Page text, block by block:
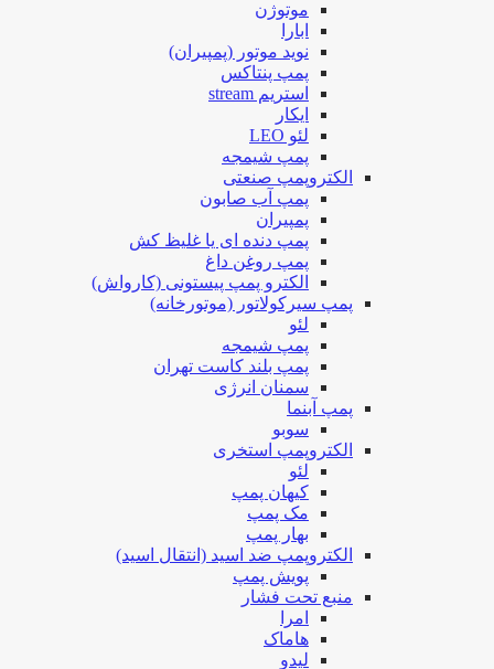
موتوژن
ابارا
نوید موتور (پمپیران)
پمپ پنتاکس
استریم stream
ایکار
لئو LEO
پمپ شیمجه
الکتروپمپ صنعتی
پمپ آب صابون
پمپیران
پمپ دنده ای یا غلیظ کش
پمپ روغن داغ
الکترو پمپ پیستونی (کارواش)
پمپ سیرکولاتور (موتورخانه)
لئو
پمپ شیمجه
پمپ بلند کاست تهران
سمنان انرژی
پمپ آبنما
سوبو
الکتروپمپ استخری
لئو
کیهان پمپ
مک پمپ
بهار پمپ
الکتروپمپ ضد اسید (انتقال اسید)
پویش پمپ
منبع تحت فشار
امرا
هاماک
لیدو